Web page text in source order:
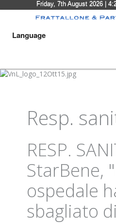
Friday, 7th August 2026 |
Language
Resp.
RESP.
StarBene,
ospedale
sbagliato